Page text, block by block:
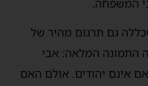
המשפחה.
גם תרגום מהיר של
המלאה: אבי
יהודים. אולם האם